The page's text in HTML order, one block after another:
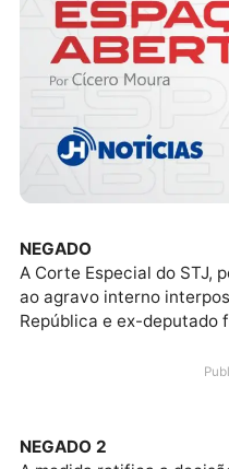
A Corte Especial do